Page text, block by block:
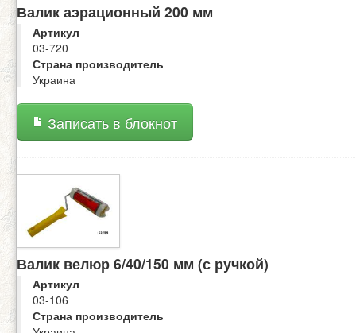
Валик аэрационный 200 мм
Артикул
03-720
Страна производитель
Украина
Записать в блокнот
Валик велюр 6/40/150 мм (с ручкой)
Артикул
03-106
Страна производитель